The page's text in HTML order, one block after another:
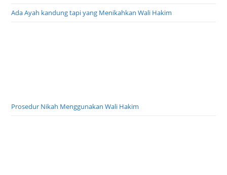
Ada Ayah kandung tapi yang Menikahkan Wali Hakim
Prosedur Nikah Menggunakan Wali Hakim